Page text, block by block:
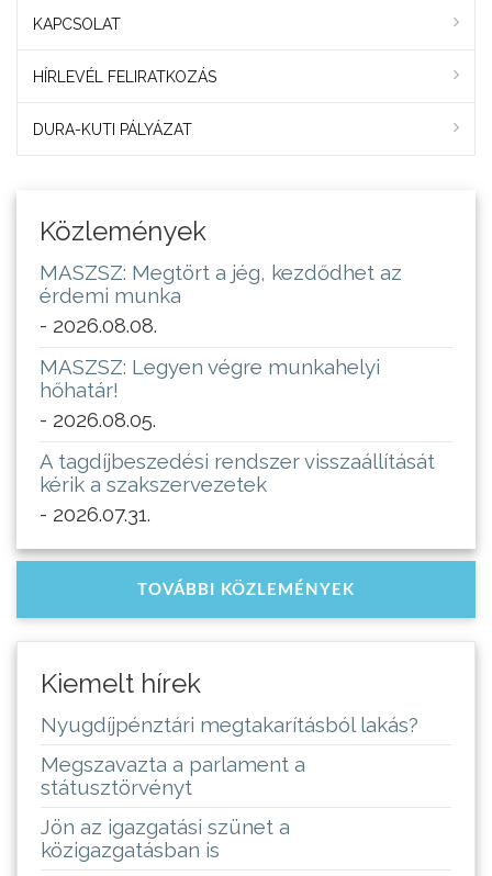
KAPCSOLAT
HÍRLEVÉL FELIRATKOZÁS
DURA-KUTI PÁLYÁZAT
Közlemények
MASZSZ: Megtört a jég, kezdődhet az
érdemi munka
- 2026.08.08.
MASZSZ: Legyen végre munkahelyi
hőhatár!
- 2026.08.05.
A tagdíjbeszedési rendszer visszaállítását
kérik a szakszervezetek
- 2026.07.31.
TOVÁBBI KÖZLEMÉNYEK
Kiemelt hírek
Nyugdíjpénztári megtakarításból lakás?
Megszavazta a parlament a
státusztörvényt
Jön az igazgatási szünet a
közigazgatásban is